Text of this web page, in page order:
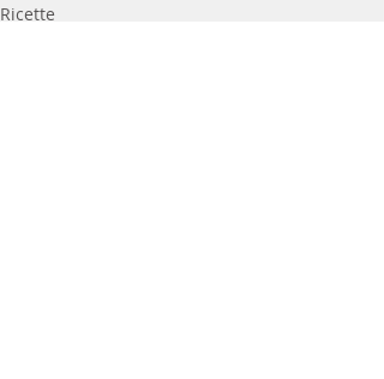
Ricette